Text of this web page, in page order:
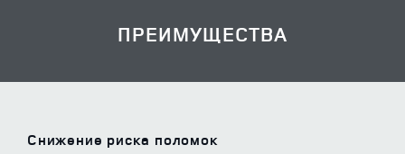
ПРЕИМУЩЕСТВА
Снижение риска поломок